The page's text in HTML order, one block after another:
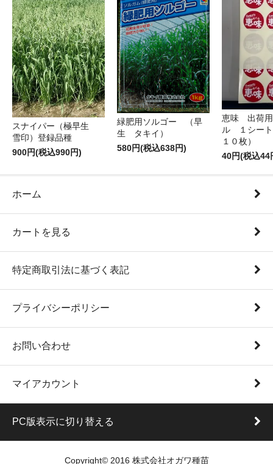
スナイパー（極早生
雪印）登録品種
900円(税込990円)
緑肥用ソルゴー （早
生 タキイ）
580円(税込638円)
恵味 出荷
ル １シート
１０枚）
40円(税込44
ホーム
カートを見る
特定商取引法に基づく表記
プライバシーポリシー
お問い合わせ
マイアカウント
PC版表示に切り替える
Copyright© 2016 株式会社オガワ種苗